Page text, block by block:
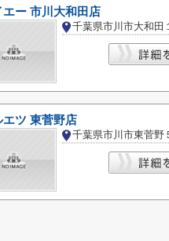
エー 市川大和田店
千葉県市川市大和田
エツ 東菅野店
千葉県市川市東菅野